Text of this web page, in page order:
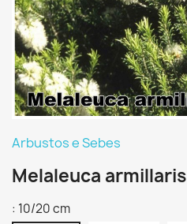
Arbustos e Sebes
Melaleuca armillaris
: 10/20 cm